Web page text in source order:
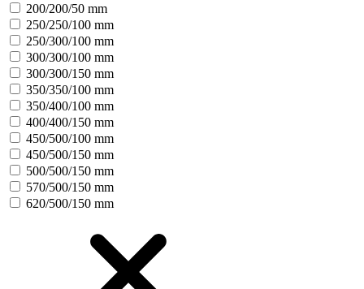
200/200/50 mm
250/250/100 mm
250/300/100 mm
300/300/100 mm
300/300/150 mm
350/350/100 mm
350/400/100 mm
400/400/150 mm
450/500/100 mm
450/500/150 mm
500/500/150 mm
570/500/150 mm
620/500/150 mm